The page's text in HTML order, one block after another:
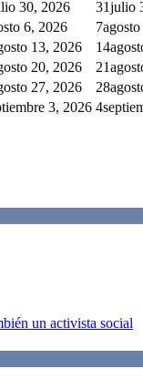
30, 2026 31julio
6, 2026 7
13, 2026 14
20, 2026 21
27, 2026 28
3, 2026 4
un activista social